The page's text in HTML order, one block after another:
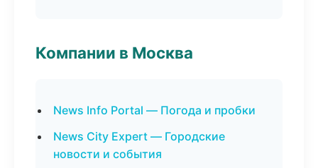
Компании в Москва
News Info Portal — Погода и пробки
News City Expert — Городские
новости и события